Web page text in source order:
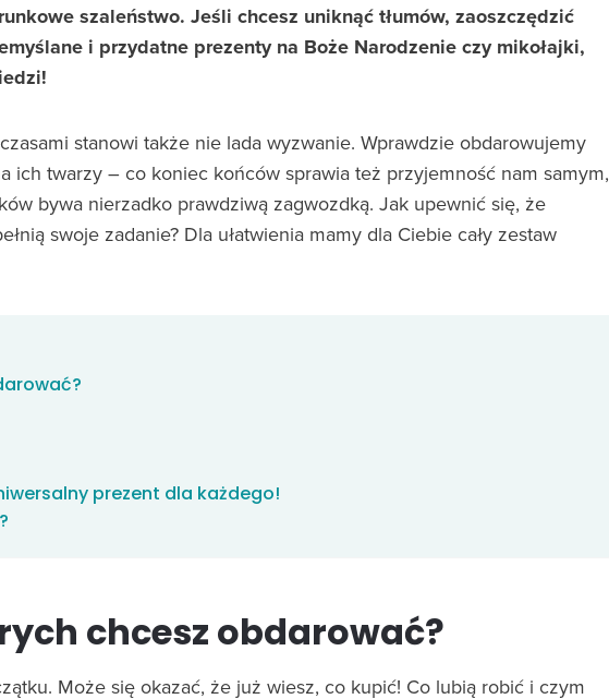
szaleństwo. Jeśli chcesz uniknąć tłumów, zaoszczędzić
i przydatne prezenty na Boże Narodzenie czy mikołajki,
stanowi także nie lada wyzwanie. Wprawdzie obdarowujemy
ich twarzy – co koniec końców sprawia też przyjemność nam samym,
bywa nierzadko prawdziwą zagwozdką. Jak upewnić się, że
swoje zadanie? Dla ułatwienia mamy dla Ciebie cały zestaw
prezent dla każdego!
chcesz obdarować?
Może się okazać, że już wiesz, co kupić! Co lubią robić i czym